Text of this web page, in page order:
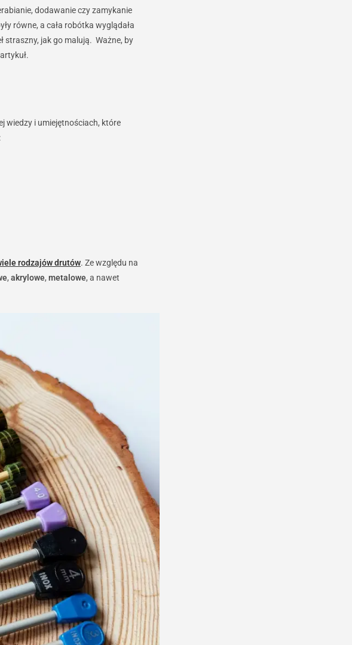
dodawanie czy zamykanie
równe, a cała robótka wyglądała
straszny, jak go malują. Ważne, by
wiedzy i umiejętnościach, które
rodzajów drutów. Ze względu na
, akrylowe, metalowe, a nawet